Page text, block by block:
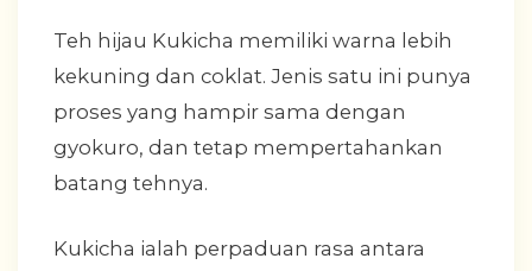
Teh hijau Kukicha memiliki warna lebih
kekuning dan coklat. Jenis satu ini punya
proses yang hampir sama dengan
gyokuro, dan tetap mempertahankan
batang tehnya.
Kukicha ialah perpaduan rasa antara